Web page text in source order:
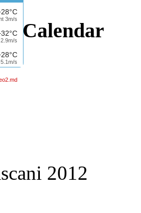
3m/s
s
s
Calendar
2012